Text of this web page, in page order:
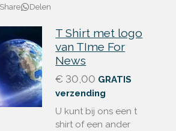
Share Delen
T Shirt met logo
van TIme For
News
€ 30,00 GRATIS
verzending
U kunt bij ons een t
shirt of een ander